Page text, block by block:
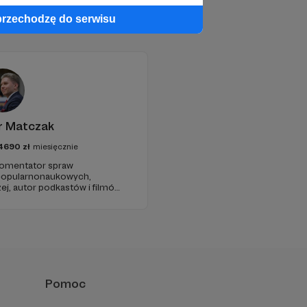
do serwisu
Matczak
zł miesięcznie
spraw
autor podkastów i filmów
Pomoc